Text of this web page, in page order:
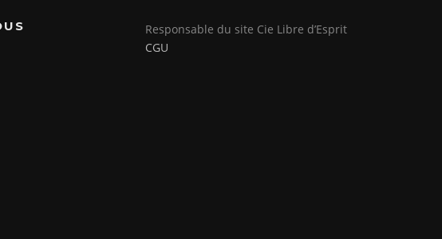
Responsable du site Cie Libre d’Esprit
CGU